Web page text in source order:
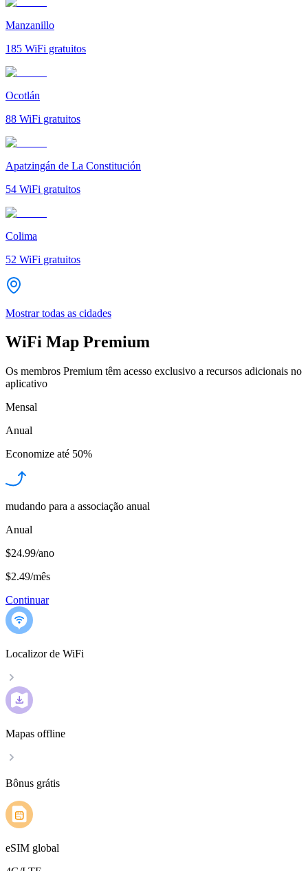
Manzanillo
185 WiFi gratuitos
Ocotlán
88 WiFi gratuitos
Apatzingán de La Constitución
54 WiFi gratuitos
Colima
52 WiFi gratuitos
Mostrar todas as cidades
WiFi Map Premium
Os membros Premium têm acesso exclusivo a recursos adicionais no
aplicativo
Mensal
Anual
Economize até 50%
mudando para a associação anual
Anual
$24.99/ano
$2.49/mês
Continuar
Localizor de WiFi
Mapas offline
Bônus grátis
eSIM global